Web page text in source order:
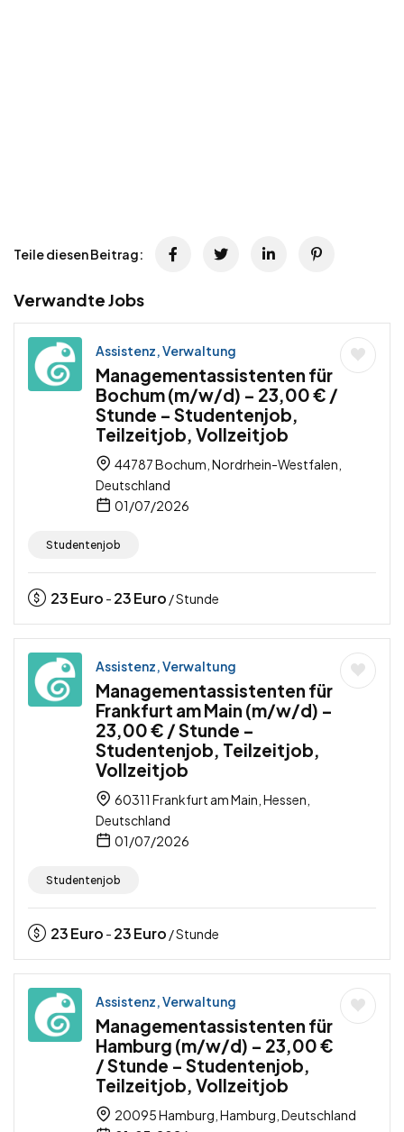
Teile diesen Beitrag:
Verwandte Jobs
Assistenz, Verwaltung
Managementassistenten für
Bochum (m/w/d) – 23,00 € /
Stunde – Studentenjob,
Teilzeitjob, Vollzeitjob
44787 Bochum, Nordrhein-Westfalen,
Deutschland
01/07/2026
Studentenjob
23Euro - 23Euro / Stunde
Assistenz, Verwaltung
Managementassistenten für
Frankfurt am Main (m/w/d) –
23,00 € / Stunde –
Studentenjob, Teilzeitjob,
Vollzeitjob
60311 Frankfurt am Main, Hessen,
Deutschland
01/07/2026
Studentenjob
23Euro - 23Euro / Stunde
Assistenz, Verwaltung
Managementassistenten für
Hamburg (m/w/d) – 23,00 €
/ Stunde – Studentenjob,
Teilzeitjob, Vollzeitjob
20095 Hamburg, Hamburg, Deutschland